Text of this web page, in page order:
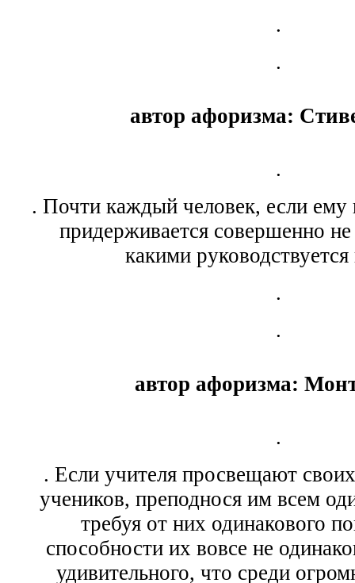
.
.
автор афоризма:
.
. Почти каждый человек, если ему
придерживается совершенно
какими
.
.
автор афоризма:
.
. Если учителя просвещают
учеников, преподнося им всем
требуя от них одинакового
способности их вовсе не
удивительного, что среди